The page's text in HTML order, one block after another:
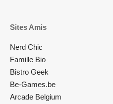
Sites Amis
Nerd Chic
Famille Bio
Bistro Geek
Be-Games.be
Arcade Belgium